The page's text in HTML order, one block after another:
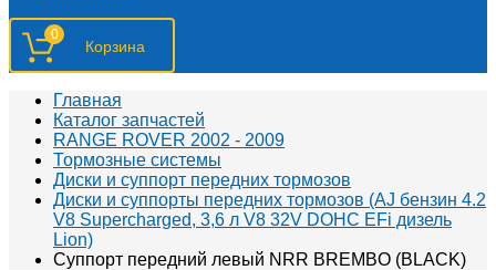
0
Главная
Каталог запчастей
RANGE ROVER 2002 - 2009
Тормозные системы
Диски и суппорт передних тормозов
Диски и суппорты передних тормозов (AJ бензин 4.2
V8 Supercharged, 3,6 л V8 32V DOHC EFi дизель
Lion)
Суппорт передний левый NRR BREMBO (BLACK)